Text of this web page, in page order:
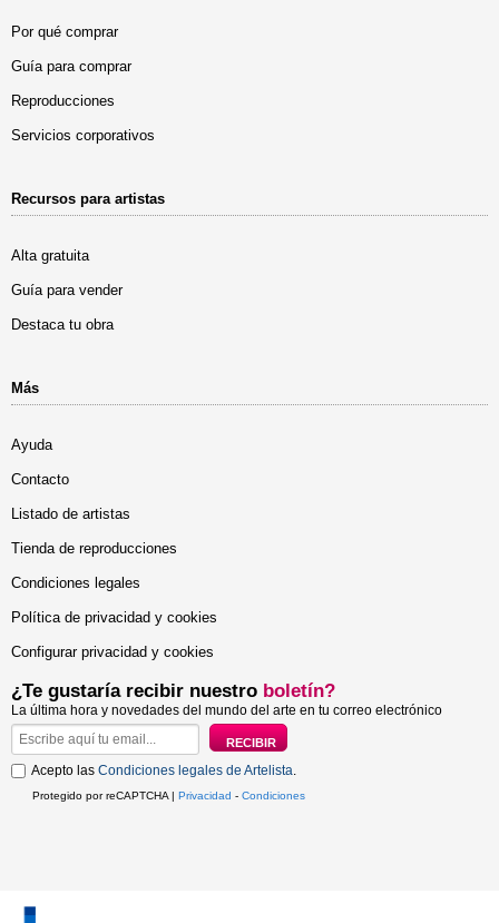
Por qué comprar
Guía para comprar
Reproducciones
Servicios corporativos
Recursos para artistas
Alta gratuita
Guía para vender
Destaca tu obra
Más
Ayuda
Contacto
Listado de artistas
Tienda de reproducciones
Condiciones legales
Política de privacidad y cookies
Configurar privacidad y cookies
¿Te gustaría recibir nuestro boletín?
La última hora y novedades del mundo del arte en tu correo electrónico
Acepto las Condiciones legales de Artelista.
Protegido por reCAPTCHA | Privacidad - Condiciones